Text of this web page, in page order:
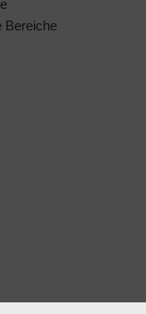
Bereiche